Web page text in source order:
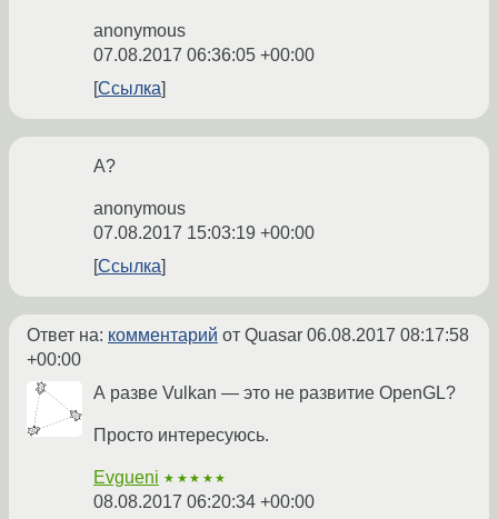
anonymous
07.08.2017 06:36:05 +00:00
Ссылка
А?
anonymous
07.08.2017 15:03:19 +00:00
Ссылка
Ответ на: комментарий от Quasar 06.08.2017 08:17:58
+00:00
А разве Vulkan — это не развитие OpenGL?
Просто интересуюсь.
Evgueni ★★★★★
08.08.2017 06:20:34 +00:00